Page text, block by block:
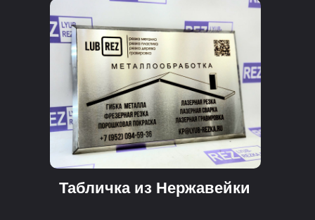
Табличка из Нержавейки